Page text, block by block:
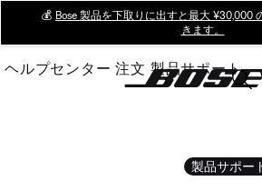
Main
💰 Bose 製品を下取りに出すと最大 ¥30,000
きます。
ヘルプセンター 注文 製品サポート
製品サポー